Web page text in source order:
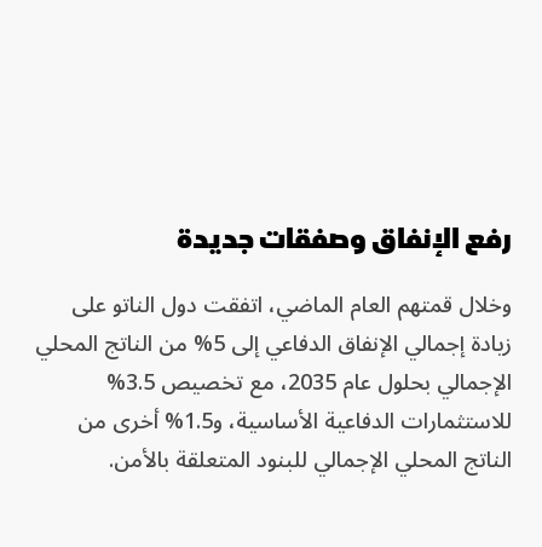
رفع الإنفاق وصفقات جديدة
وخلال قمتهم العام الماضي، اتفقت دول الناتو على
زيادة إجمالي الإنفاق الدفاعي إلى 5% من الناتج المحلي
الإجمالي بحلول عام 2035، مع تخصيص 3.5%
للاستثمارات الدفاعية الأساسية، و1.5% أخرى من
الناتج المحلي الإجمالي للبنود المتعلقة بالأمن.